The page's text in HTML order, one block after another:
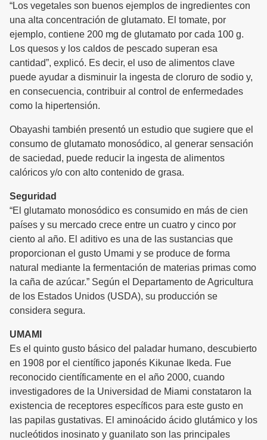
“Los vegetales son buenos ejemplos de ingredientes con
una alta concentración de glutamato. El tomate, por
ejemplo, contiene 200 mg de glutamato por cada 100 g.
Los quesos y los caldos de pescado superan esa
cantidad”, explicó. Es decir, el uso de alimentos clave
puede ayudar a disminuir la ingesta de cloruro de sodio y,
en consecuencia, contribuir al control de enfermedades
como la hipertensión.
Obayashi también presentó un estudio que sugiere que el
consumo de glutamato monosódico, al generar sensación
de saciedad, puede reducir la ingesta de alimentos
calóricos y/o con alto contenido de grasa.
Seguridad
“El glutamato monosódico es consumido en más de cien
países y su mercado crece entre un cuatro y cinco por
ciento al año. El aditivo es una de las sustancias que
proporcionan el gusto Umami y se produce de forma
natural mediante la fermentación de materias primas como
la caña de azúcar.” Según el Departamento de Agricultura
de los Estados Unidos (USDA), su producción se
considera segura.
UMAMI
Es el quinto gusto básico del paladar humano, descubierto
en 1908 por el científico japonés Kikunae Ikeda. Fue
reconocido científicamente en el año 2000, cuando
investigadores de la Universidad de Miami constataron la
existencia de receptores específicos para este gusto en
las papilas gustativas. El aminoácido ácido glutámico y los
nucleótidos inosinato y guanilato son las principales